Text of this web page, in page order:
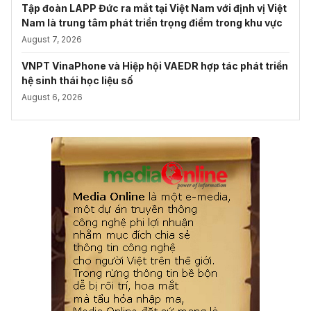
Tập đoàn LAPP Đức ra mắt tại Việt Nam với định vị Việt
Nam là trung tâm phát triển trọng điểm trong khu vực
August 7, 2026
VNPT VinaPhone và Hiệp hội VAEDR hợp tác phát triển
hệ sinh thái học liệu số
August 6, 2026